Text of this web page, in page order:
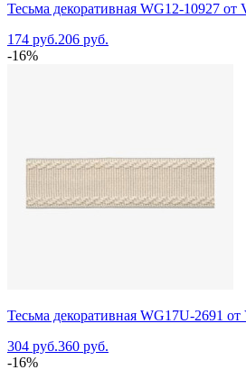
Тесьма декоративная WG12-10927 от
174 руб.206 руб.
-16%
Тесьма декоративная WG17U-2691 от
304 руб.360 руб.
-16%